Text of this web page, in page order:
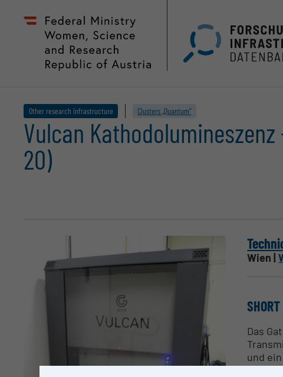
Zum
Seiteninhalt
Accesskey
Hauptnavigation
Accesskey
Other research infrastructure Clusters „Quantum“
Vulcan Kathodolumineszenz
20)
Wien |
Das
und